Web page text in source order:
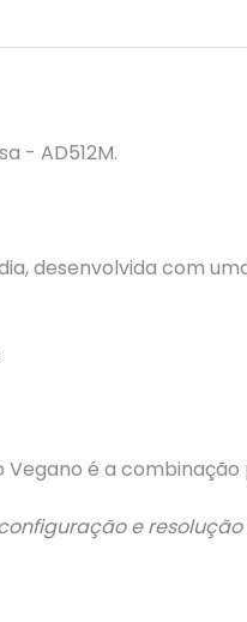
- AD512M.
desenvolvida com
Vegano é a
e resolução